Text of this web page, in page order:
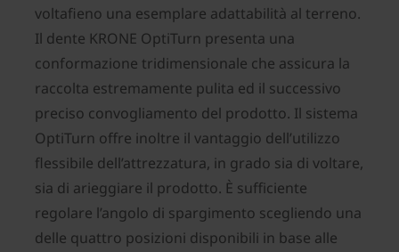
voltafieno una esemplare adattabilità al terreno.
Il dente KRONE OptiTurn presenta una
conformazione tridimensionale che assicura la
raccolta estremamente pulita ed il successivo
preciso convogliamento del prodotto. Il sistema
OptiTurn offre inoltre il vantaggio dell’utilizzo
flessibile dell’attrezzatura, in grado sia di voltare,
sia di arieggiare il prodotto. È sufficiente
regolare l’angolo di spargimento scegliendo una
delle quattro posizioni disponibili in base alle